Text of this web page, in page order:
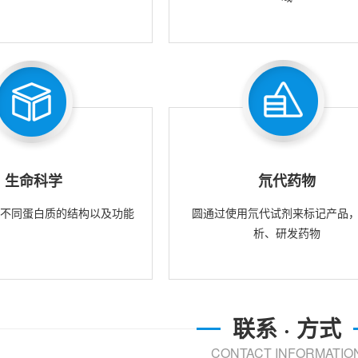
生命科学
同蛋白质的结构以及功能
氘代药物
圆通过使用氘代试剂来标记产品
析、研发药物
联系 · 方式
CONTACT